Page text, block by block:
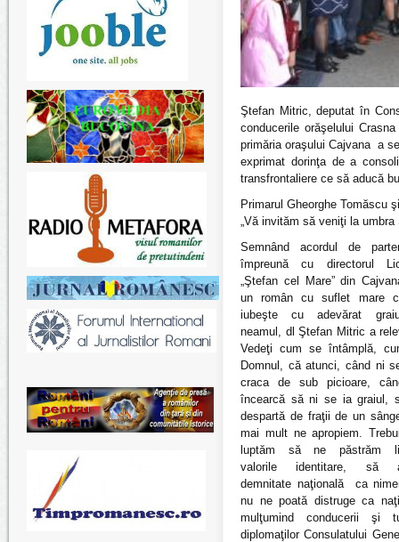
Ştefan Mitric, deputat în
conducerile orăşelului
primăria oraşului Cajvana a
exprimat dorinţa de a
transfrontaliere ce să aducă
Primarul Gheorghe Tomăscu
„Vă invităm să veniţi la
Semnând acordul de
împreună cu directorul
„Ştefan cel Mare” din
un român cu suflet mare
iubeşte cu adevărat
neamul, dl Ştefan Mitric a
Vedeţi cum se întâmplă,
Domnul, că atunci, când ni
craca de sub picioare,
încearcă să ni se ia graiul,
despartă de fraţii de un
mai mult ne apropiem.
luptăm să ne păstrăm
valorile identitare, să
demnitate naţională ca
nu ne poată distruge ca
mulţumind conducerii şi
diplomaţilor Consulatului